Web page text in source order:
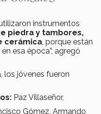
instrumentos
piedra y tambores,
cerámica, porque están
esa época”, agregó
los jóvenes fueron
Paz Villaseñor,
Gómez, Armando